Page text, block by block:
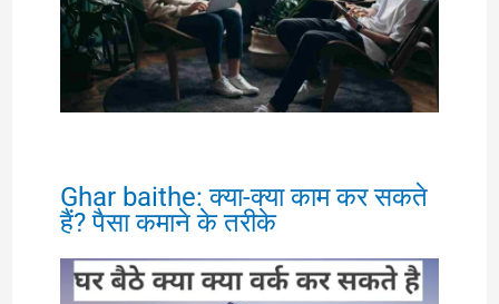
Ghar baithe: क्या-क्या काम कर सकते
हैं? पैसा कमाने के तरीके